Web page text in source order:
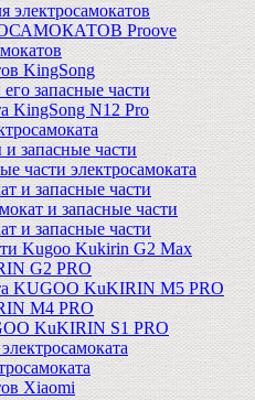
электросамокатов
Proove
KingSong
запасные части
KingSong N12 Pro
запасные части
части электросамоката
и запасные части
и запасные части
и запасные части
Kugoo Kukirin G2 Max
G2 PRO
KUGOO KuKIRIN M5 PRO
M4 PRO
KuKIRIN S1 PRO
Xiaomi